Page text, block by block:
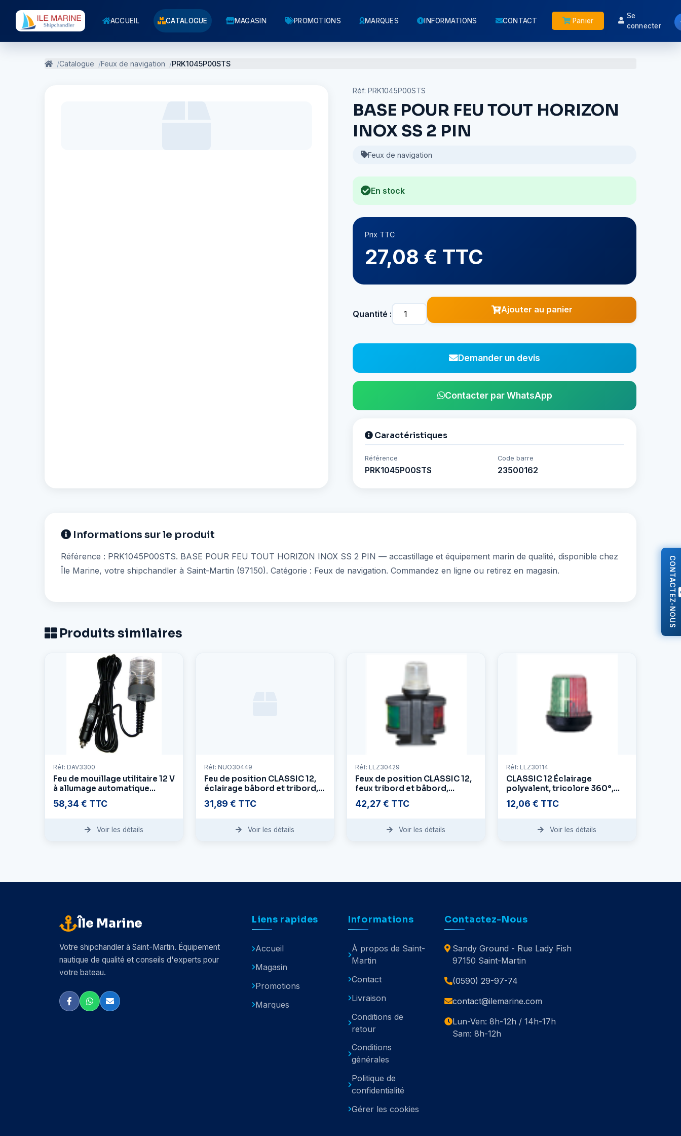
CONTACTEZ-NOUS
ACCUEIL CATALOGUE MAGASIN PROMOTIONS MARQUES INFORMATIONS CONTACT Panier
Se
connecter
Catalogue Feux de navigation PRK1045P00STS
Réf: PRK1045P00STS
BASE POUR FEU TOUT HORIZON
INOX SS 2 PIN
Feux de navigation
En stock
Prix TTC
27,08 € TTC
Quantité : Ajouter au panier
Demander un devis
Contacter par WhatsApp
Caractéristiques
Référence
PRK1045P00STS
Code barre
23500162
Informations sur le produit
Référence : PRK1045P00STS. BASE POUR FEU TOUT HORIZON INOX SS 2 PIN — accastillage et équipement marin de qualité, disponible chez
Île Marine, votre shipchandler à Saint-Martin (97150). Catégorie : Feux de navigation. Commandez en ligne ou retirez en magasin.
Produits similaires
Réf: DAV3300
Feu de mouillage utilitaire 12 V
à allumage automatique
crépusculaire M
58,34 € TTC
Voir les détails
Réf: NUO30449
Feu de position CLASSIC 12,
éclairage bâbord et tribord,
boîtier blanc
31,89 € TTC
Voir les détails
Réf: LLZ30429
Feux de position CLASSIC 12,
feux tribord et bâbord,
boîtier noir
42,27 € TTC
Voir les détails
Réf: LLZ30114
CLASSIC 12 Éclairage
polyvalent, tricolore 360°,
avec boîtier noir
12,06 € TTC
Voir les détails
Île Marine
Votre shipchandler à Saint-Martin. Équipement
nautique de qualité et conseils d'experts pour
votre bateau.
Liens rapides
Accueil
Magasin
Promotions
Marques
Informations
À propos de Saint-
Martin
Contact
Livraison
Conditions de
retour
Conditions
générales
Politique de
confidentialité
Gérer les cookies
Contactez-Nous
Sandy Ground - Rue Lady Fish
97150 Saint-Martin
(0590) 29-97-74
contact@ilemarine.com
Lun-Ven: 8h-12h / 14h-17h
Sam: 8h-12h